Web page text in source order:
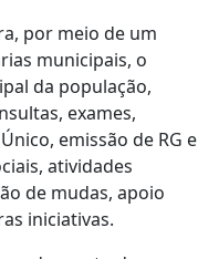
por meio de um
municipais, o
da população,
exames,
emissão de RG e
atividades
de mudas, apoio
iniciativas.